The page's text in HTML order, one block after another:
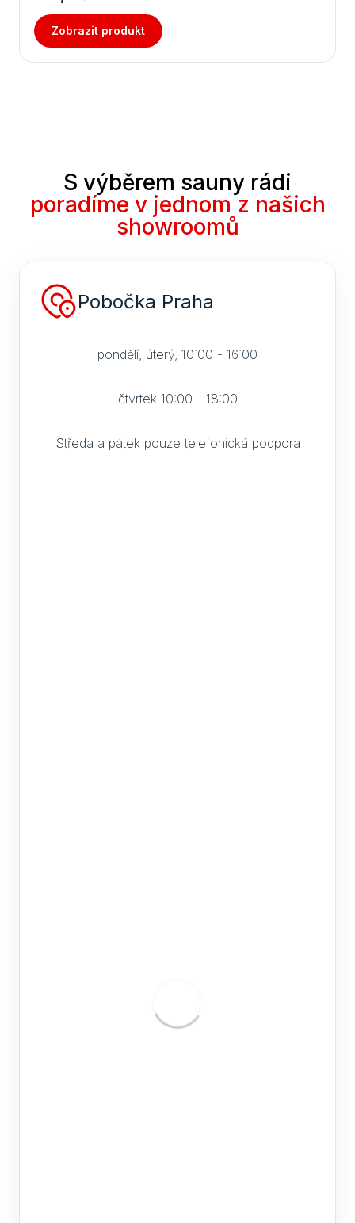
Zobrazit produkt
S výběrem sauny rádi
poradíme v jednom z našich
showroomů
Pobočka Praha
pondělí, úterý, 10:00 - 16:00
čtvrtek 10:00 - 18:00
Středa a pátek pouze telefonická podpora